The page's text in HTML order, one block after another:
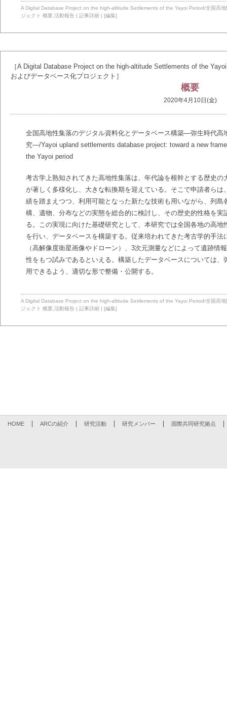
A Digital Database Project on the high-altitude Settlements of the Yayoi Period/全国高地
ジェクト 概要 活動報告 | 記事詳細 | [編集]
［A Digital Database Project on the high-altitude Settlements of the
およびデータベース化プロジェクト］
概要
2020年4月10日(金)
全国高地性集落のデジタル資料化とデータベース構築―弥生時代高
究―/Yayoi upland settlements database project: toward a new
the Yayoi period
考古学上熟知されてきた高地性集落は、年代論を根幹とする歴史
が著しく多様化し、大きな転換期を迎えている。そこで申請者ら
績を踏まえつつ、利用可能となった新たな技術も用いながら、列
構、遺物、分布などの実態を総合的に検討し、その歴史的性格を
る。この実現に向けた基礎研究として、本研究では全国各地の高
を行い、データベースを構築する。従来培われてきた考古学的手
（高解像度衛星画像やドローン）、3次元測量などによって遺跡情
性をもつ試みであるといえる。構築したデータベースについては
用できるよう、適切な形で整備・公開する。
A Digital Database Project on the high-altitude Settlements of the Yayoi Period/全国高地
ジェクト 概要 活動報告 | 記事詳細 | [編集]
HOME ARCの紹介 研究活動 研究メンバー 国際共同研究拠点